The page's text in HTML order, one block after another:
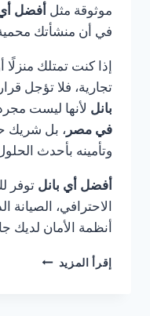
موثوقة مثل أفضل
في أن منشأتك
إذا كنت تمتلك
تجارية، فلا تؤجل
بانل لأنها ليست
في مصر، بل شريك
وتأمينه بأحدث
أفضل أي بانل توفر
الاحترافي، الصيانة
أنظمة الأمان لديك
إقرأ المزيد شركة